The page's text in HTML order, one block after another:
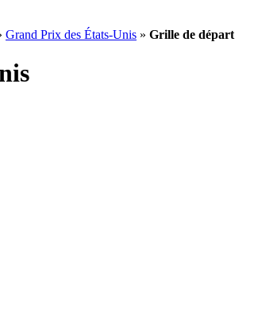
Grand Prix des États-Unis » Grille de départ